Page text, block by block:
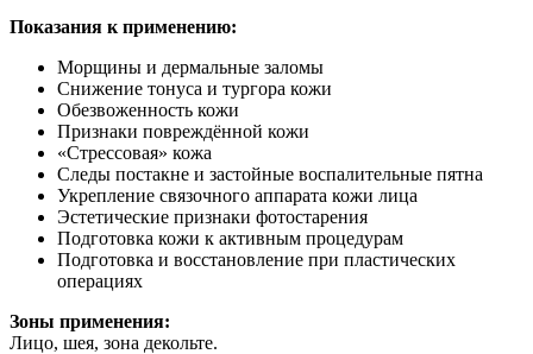
Показания к применению:
Морщины и дермальные заломы
Снижение тонуса и тургора кожи
Обезвоженность кожи
Признаки повреждённой кожи
«Стрессовая» кожа
Следы постакне и застойные воспалительные пятна
Укрепление связочного аппарата кожи лица
Эстетические признаки фотостарения
Подготовка кожи к активным процедурам
Подготовка и восстановление при пластических
операциях
Зоны применения:
Лицо, шея, зона декольте.